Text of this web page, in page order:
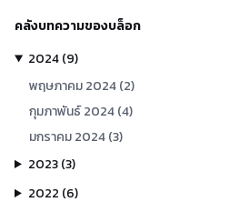
คลังบทความของบล็อก
2024(9)
พฤษภาคม2024(2)
กุมภาพันธ์2024(4)
มกราคม2024(3)
2023(3)
2022 (6)